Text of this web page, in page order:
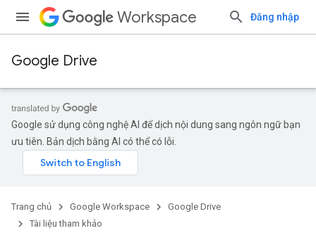
Workspace Đăng nhập
Google Drive
Google sử dụng công nghệ AI để dịch nội dung sang ngôn ngữ bạn
ưu tiên. Bản dịch bằng AI có thể có lỗi.
Trang chủ Google Workspace
Google Drive
Tài liệu tham khảo